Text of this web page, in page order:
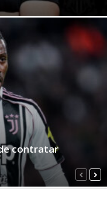
contratar